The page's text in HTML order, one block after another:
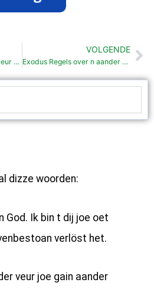
Exodus Begun van tocht deur woestijn (15:22-19:25)
VOLGENDE
Exodus Regels over n aander zien bezittens (22: 1-20)
dizze woorden:
God. Ik bin t dij joe oet
verlöst het.
veur joe gain aander